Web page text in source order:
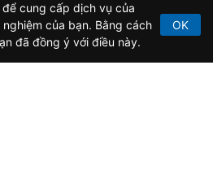
điện tử số 64/GP-BTTTT do Bộ
ngày 21/2/2020.
cung cấp dịch vụ của
của bạn. Bằng cách
đã đồng ý với điều này.
OK